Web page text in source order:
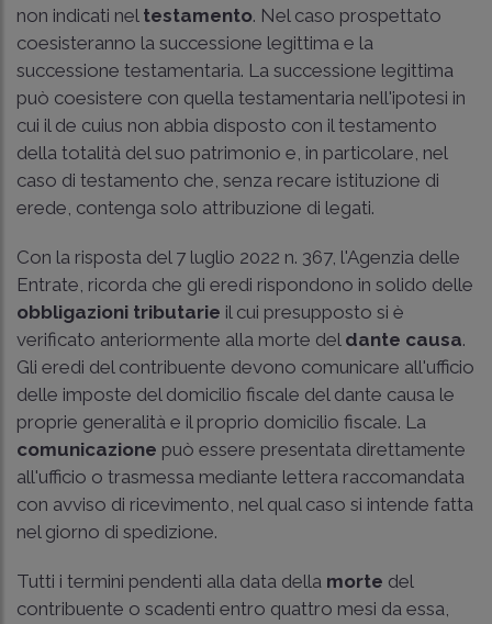
non indicati nel testamento. Nel caso prospettato
coesisteranno la successione legittima e la
successione testamentaria. La successione legittima
può coesistere con quella testamentaria nell'ipotesi in
cui il de cuius non abbia disposto con il testamento
della totalità del suo patrimonio e, in particolare, nel
caso di testamento che, senza recare istituzione di
erede, contenga solo attribuzione di legati.
Con la risposta del 7 luglio 2022 n. 367, l'Agenzia delle
Entrate, ricorda che gli eredi rispondono in solido delle
obbligazioni tributarie il cui presupposto si è
verificato anteriormente alla morte del dante causa.
Gli eredi del contribuente devono comunicare all'ufficio
delle imposte del domicilio fiscale del dante causa le
proprie generalità e il proprio domicilio fiscale. La
comunicazione può essere presentata direttamente
all'ufficio o trasmessa mediante lettera raccomandata
con avviso di ricevimento, nel qual caso si intende fatta
nel giorno di spedizione.
Tutti i termini pendenti alla data della morte del
contribuente o scadenti entro quattro mesi da essa,